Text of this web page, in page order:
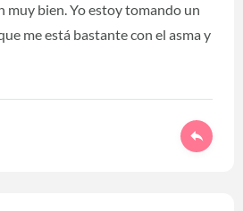
muy bien. Yo estoy tomando un
me está bastante con el asma y